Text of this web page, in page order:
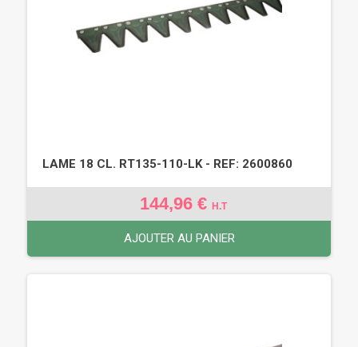
LAME 18 CL. RT135-110-LK - REF: 2600860
144,96 € H.T
AJOUTER AU PANIER